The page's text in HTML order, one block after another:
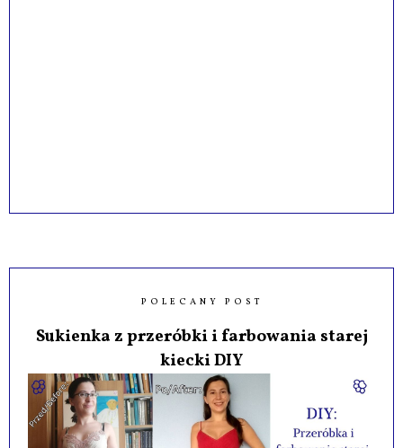
POLECANY POST
Sukienka z przeróbki i farbowania starej
kiecki DIY